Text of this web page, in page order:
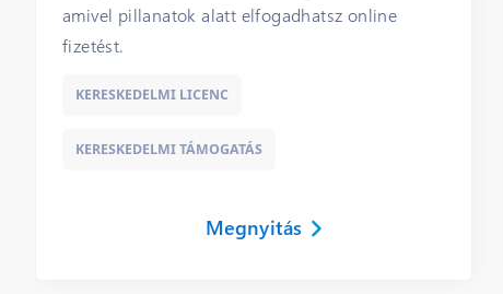
amivel pillanatok alatt elfogadhatsz online
fizetést.
KERESKEDELMI LICENC
KERESKEDELMI TÁMOGATÁS
Megnyitás